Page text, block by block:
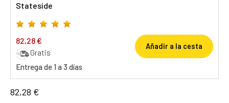
Stateside
82,28 €
Gratis
Entrega de 1 a 3 días
Añadir a la cesta
82,28 €